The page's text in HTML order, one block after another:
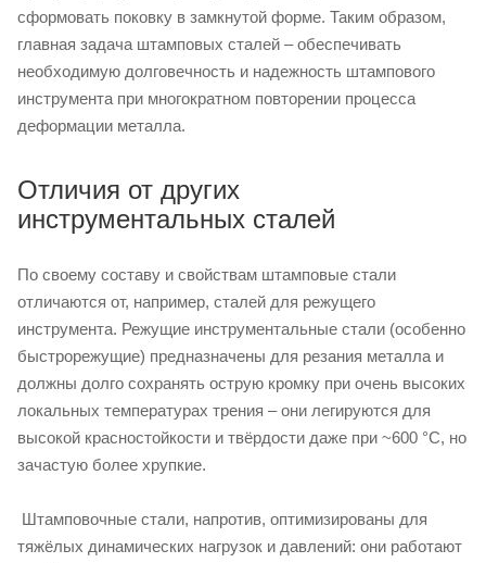
сформовать поковку в замкнутой форме. Таким образом,
главная задача штамповых сталей – обеспечивать
необходимую долговечность и надежность штампового
инструмента при многократном повторении процесса
деформации металла.
Отличия от других
инструментальных сталей
По своему составу и свойствам штамповые стали
отличаются от, например, сталей для режущего
инструмента. Режущие инструментальные стали (особенно
быстрорежущие) предназначены для резания металла и
должны долго сохранять острую кромку при очень высоких
локальных температурах трения – они легируются для
высокой красностойкости и твёрдости даже при ~600 °C, но
зачастую более хрупкие.
Штамповочные стали, напротив, оптимизированы для
тяжёлых динамических нагрузок и давлений: они работают